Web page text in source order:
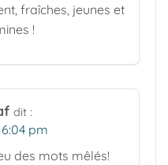
fraîches, jeunes et
!
dit :
pm
des mots mêlés!